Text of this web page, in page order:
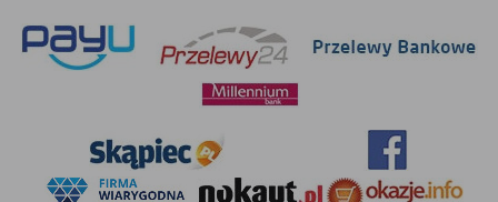
Styczniki 24V
odpowiedni wariant w zależności od liczby faz. Jeśli, na przykład,
chcesz sterować silnikiem 3-fazowym, użyj stycznika 3-
biegunowego. Jeśli chcesz odłączyć przewód neutralny, wybierz
wersję 4-biegunową. Takie styczniki znajdują zastosowanie w
silnikach, wentylatorach i grzałkach. Do wyboru są także
warianty modułowe. Służą one do sterowania poszczególnymi
urządzeniami podłączonymi do sieci i zabezpieczają przed
przeciążeniami.